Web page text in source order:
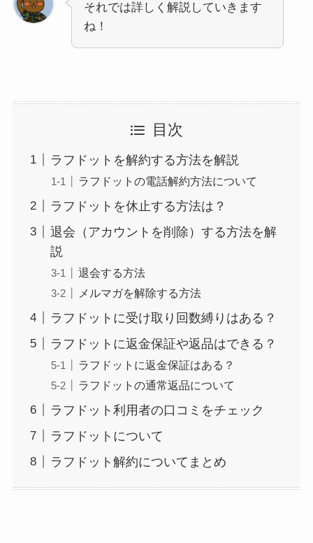
それでは詳しく解説していきます
ね！
目次
ラフドットを解約する方法を解説
ラフドットの電話解約方法について
ラフドットを休止する方法は？
退会（アカウントを削除）する方法を解
説
退会する方法
メルマガを解除する方法
ラフドットに受け取り回数縛りはある？
ラフドットに返金保証や返品はできる？
ラフドットに返金保証はある？
ラフドットの通常返品について
ラフドット利用者の口コミをチェック
ラフドットについて
ラフドット解約についてまとめ